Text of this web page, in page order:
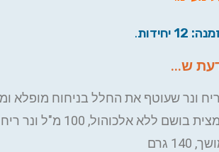
יחידות .
ש...
ונר שעוטף את החלל בניחוח מופלא
ריח עם תמצית בושם ללא
גרם